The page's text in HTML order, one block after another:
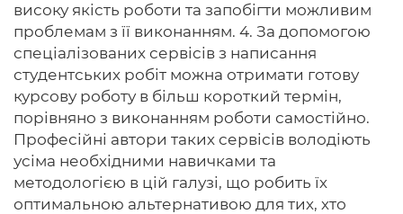
високу якість роботи та запобігти можливим
проблемам з її виконанням. 4. За допомогою
спеціалізованих сервісів з написання
студентських робіт можна отримати готову
курсову роботу в більш короткий термін,
порівняно з виконанням роботи самостійно.
Професійні автори таких сервісів володіють
усіма необхідними навичками та
методологією в цій галузі, що робить їх
оптимальною альтернативою для тих, хто